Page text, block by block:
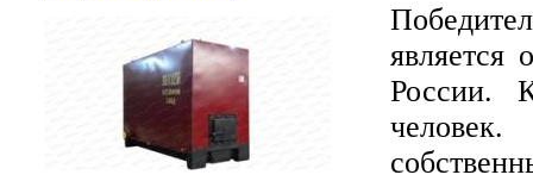
является
России.